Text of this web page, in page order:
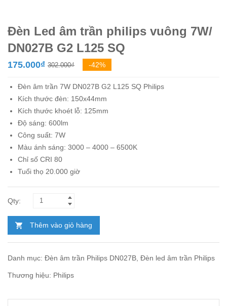
Đèn Led âm trần philips vuông 7W/
DN027B G2 L125 SQ
302.000₫Giá
là:
302.000₫.
175.000₫
Giá
tại
là:
175.000₫.
-42%
Đèn âm trần 7W DN027B G2 L125 SQ Philips
Kích thước đèn: 150x44mm
Kích thước khoét lỗ: 125mm
Độ sáng: 600lm
Công suất: 7W
Màu ánh sáng: 3000 – 4000 – 6500K
Chỉ số CRI 80
Tuổi thọ 20.000 giờ
Thêm vào giỏ hàng
Danh mục: Đèn âm trần Philips DN027B Đèn led âm trần Philips
Thương hiệu: Philips